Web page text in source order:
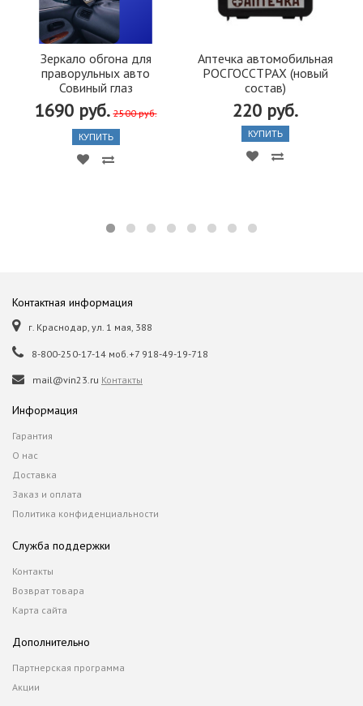
Зеркало обгона для
праворульных авто
Совиный глаз
1690 руб. 2500 руб.
КУПИТЬ
Аптечка автомобильная
РОСГОССТРАХ (новый
состав)
220 руб.
КУПИТЬ
Контактная информация
г. Краснодар, ул. 1 мая, 388
8-800-250-17-14 моб.+7 918-49-19-718
mail@vin23.ru Контакты
Информация
Гарантия
О нас
Доставка
Заказ и оплата
Политика конфиденциальности
Служба поддержки
Контакты
Возврат товара
Карта сайта
Дополнительно
Партнерская программа
Акции